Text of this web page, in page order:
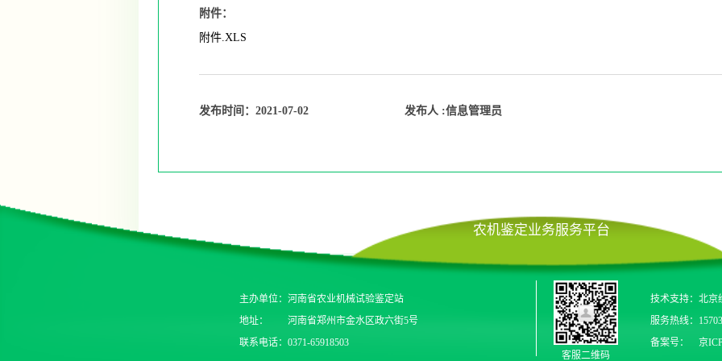
附件：
附件.XLS
发布时间：2021-07-02 发布人 :信息管理员
农机鉴定业务服务平台
主办单位： 河南省农业机械试验鉴定站
地址：
河南省郑州市金水区政六街5号
联系电话： 0371-65918503
客服二维码
技术支持： 北京
服务热线：
备案号：
京